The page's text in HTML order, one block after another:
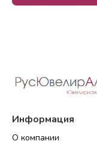
Информация
О компании